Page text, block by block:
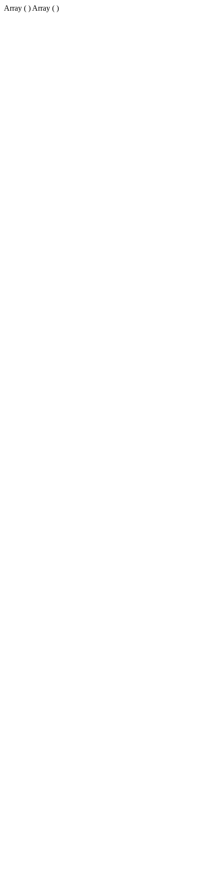
Array ( ) Array ( )